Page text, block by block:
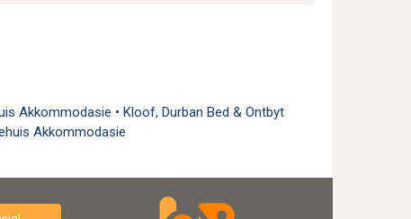
Akkommodasie • Kloof, Durban Bed & Ontbyt
Akkommodasie